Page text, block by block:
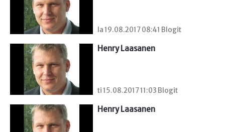
la 19.08.2017 08:41 Blogit
Henry Laasanen
ti 15.08.2017 11:03 Blogit
Henry Laasanen